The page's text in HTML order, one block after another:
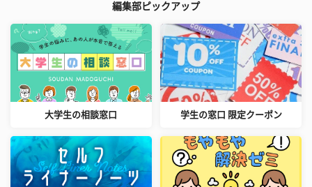
編集部ピックアップ
大学生の相談窓口 学生の窓口 限定クーポン